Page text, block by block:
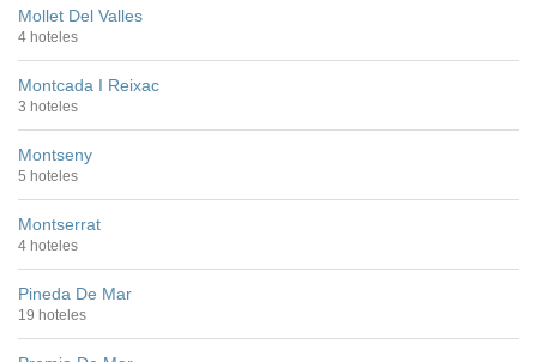
Mollet Del Valles
4 hoteles
Montcada I Reixac
3 hoteles
Montseny
5 hoteles
Montserrat
4 hoteles
Pineda De Mar
19 hoteles